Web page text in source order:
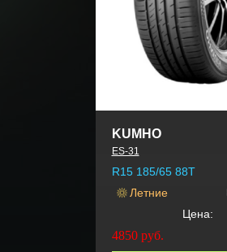
KUMHO
ES-31
R15 185/65 88T
Летние
Цена:
4850 руб.